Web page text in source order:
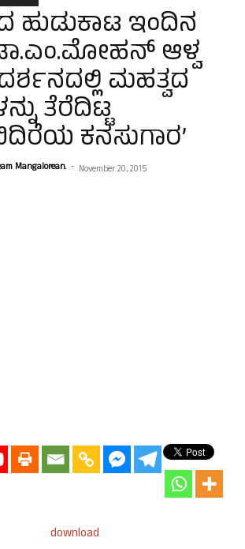
ಹುಡುಕಾಟ ಇಂದಿನ
ಆಳ್ವ
ಮಹತ್ವದ
ತೆರೆದಿಟ್ಟ
ಕನಸುಗಾರ’
Mangalorean. - November 20, 2015